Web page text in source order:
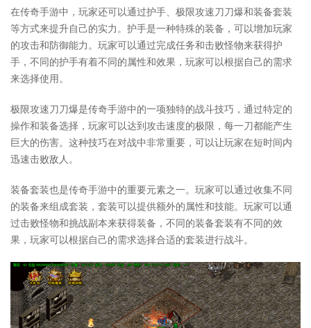
在传奇手游中，玩家还可以通过护手、极限攻速刀刀爆和装备套装
等方式来提升自己的实力。护手是一种特殊的装备，可以增加玩家
的攻击和防御能力。玩家可以通过完成任务和击败怪物来获得护
手，不同的护手有着不同的属性和效果，玩家可以根据自己的需求
来选择使用。
极限攻速刀刀爆是传奇手游中的一项独特的战斗技巧，通过特定的
操作和装备选择，玩家可以达到攻击速度的极限，每一刀都能产生
巨大的伤害。这种技巧在对战中非常重要，可以让玩家在短时间内
迅速击败敌人。
装备套装也是传奇手游中的重要元素之一。玩家可以通过收集不同
的装备来组成套装，套装可以提供额外的属性和技能。玩家可以通
过击败怪物和挑战副本来获得装备，不同的装备套装有不同的效
果，玩家可以根据自己的需求选择合适的套装进行战斗。